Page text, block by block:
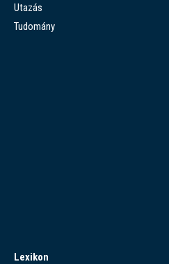
Utazás
Tudomány
Lexikon